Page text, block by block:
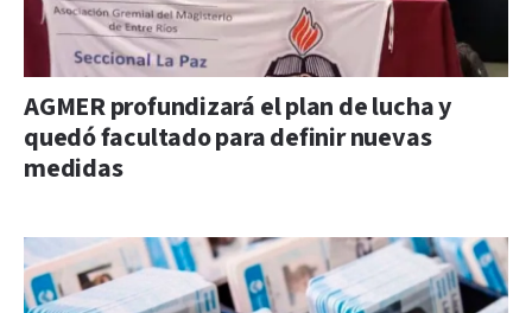
AGMER profundizará el plan de lucha y
quedó facultado para definir nuevas
medidas